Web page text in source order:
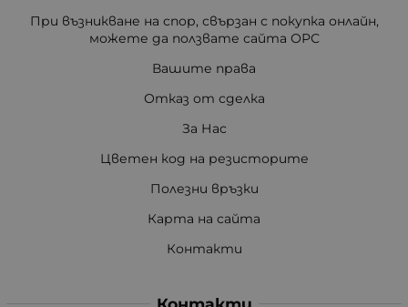
При възникване на спор, свързан с покупка онлайн,
можете да ползвате сайта ОРС
Вашите права
Отказ от сделка
За Нас
Цветен код на резисторите
Полезни връзки
Карта на сайта
Контакти